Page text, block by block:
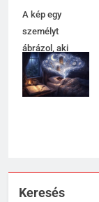
A kép egy
személyt
ábrázol, aki
álommagyarázatok
forrásait kutatja.
Keresés